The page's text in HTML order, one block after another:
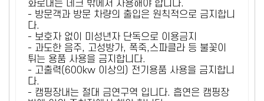
화로대는 데크 밖에서 사용해야 합니다.
- 방문객과 방문 차량의 출입은 원칙적으로 금지합니
다.
- 보호자 없이 미성년자 단독으로 이용금지
- 과도한 음주, 고성방가, 폭죽,스파클라 등 불꽃이
튀는 용품 사용을 금지합니다.
- 고출력(600kw 이상의) 전기용품 사용을 금지합니
다.
- 캠핑장내는 절대 금연구역 입니다. 흡연은 캠핑장